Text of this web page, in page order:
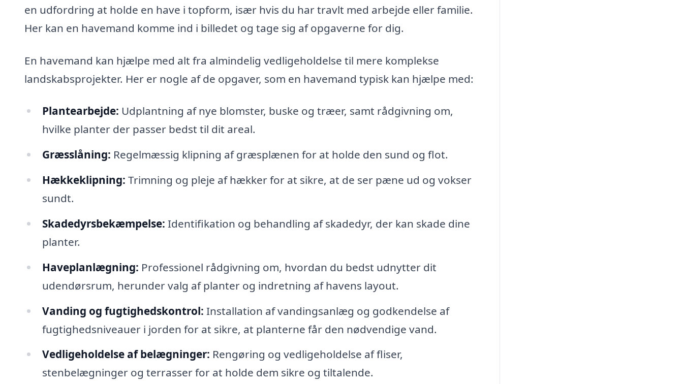
en udfordring at holde en have i topform, især hvis du har travlt med arbejde eller familie.
Her kan en havemand komme ind i billedet og tage sig af opgaverne for dig.
En havemand kan hjælpe med alt fra almindelig vedligeholdelse til mere komplekse
landskabsprojekter. Her er nogle af de opgaver, som en havemand typisk kan hjælpe med:
Plantearbejde: Udplantning af nye blomster, buske og træer, samt rådgivning om,
hvilke planter der passer bedst til dit areal.
Græsslåning: Regelmæssig klipning af græsplænen for at holde den sund og flot.
Hækkeklipning: Trimning og pleje af hækker for at sikre, at de ser pæne ud og vokser
sundt.
Skadedyrsbekæmpelse: Identifikation og behandling af skadedyr, der kan skade dine
planter.
Haveplanlægning: Professionel rådgivning om, hvordan du bedst udnytter dit
udendørsrum, herunder valg af planter og indretning af havens layout.
Vanding og fugtighedskontrol: Installation af vandingsanlæg og godkendelse af
fugtighedsniveauer i jorden for at sikre, at planterne får den nødvendige vand.
Vedligeholdelse af belægninger: Rengøring og vedligeholdelse af fliser,
stenbelægninger og terrasser for at holde dem sikre og tiltalende.